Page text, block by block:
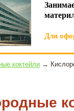
Для
коктейли →